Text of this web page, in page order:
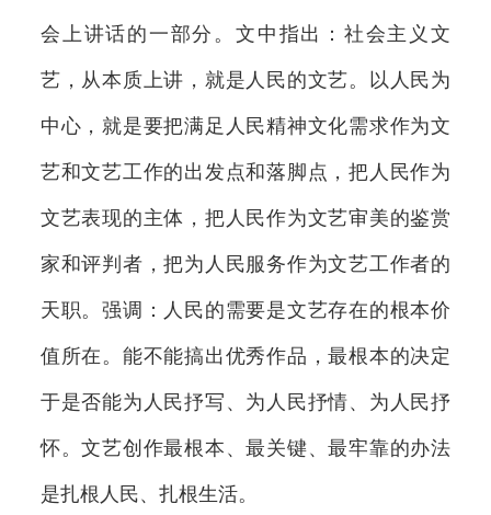
会上讲话的一部分。文中指出：社会主义文
艺，从本质上讲，就是人民的文艺。以人民为
中心，就是要把满足人民精神文化需求作为文
艺和文艺工作的出发点和落脚点，把人民作为
文艺表现的主体，把人民作为文艺审美的鉴赏
家和评判者，把为人民服务作为文艺工作者的
天职。强调：人民的需要是文艺存在的根本价
值所在。能不能搞出优秀作品，最根本的决定
于是否能为人民抒写、为人民抒情、为人民抒
怀。文艺创作最根本、最关键、最牢靠的办法
是扎根人民、扎根生活。